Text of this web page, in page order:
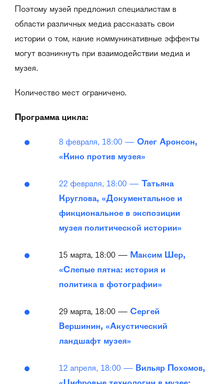
Поэтому музей предложил специалистам в
области различных медиа рассказать свои
истории о том, какие коммуникативные эффекты
могут возникнуть при взаимодействии медиа и
музея.
Количество мест ограничено.
Программа цикла:
8 февраля, 18:00 — Олег Аронсон,
«Кино против музея»
22 февраля, 18:00 — Татьяна
Круглова, «Документальное и
фикциональное в экспозиции
музея политической истории»
15 марта, 18:00 — Максим Шер,
«Слепые пятна: история и
политика в фотографии»
29 марта, 18:00 — Сергей
Вершинин, «Акустический
ландшафт музея»
12 апреля, 18:00 — Вильяр Похомов,